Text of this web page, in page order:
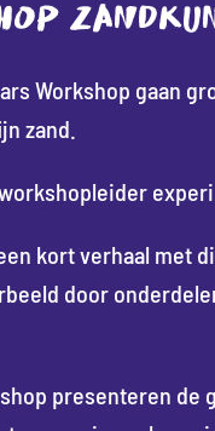
Workshop gaan
zand.
kort verhaal met
door
presenteren